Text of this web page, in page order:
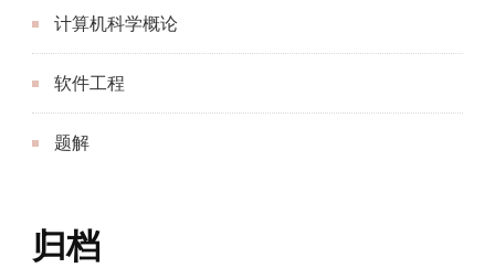
计算机科学概论
软件工程
题解
归档